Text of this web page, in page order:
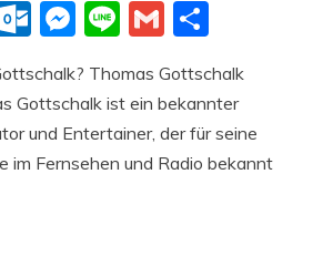
Outlook.com
Messenger
LineGmail
Thomas Gottschalk
Gottschalk ist ein bekannter
und Entertainer, der für seine
im Fernsehen und Radio bekannt